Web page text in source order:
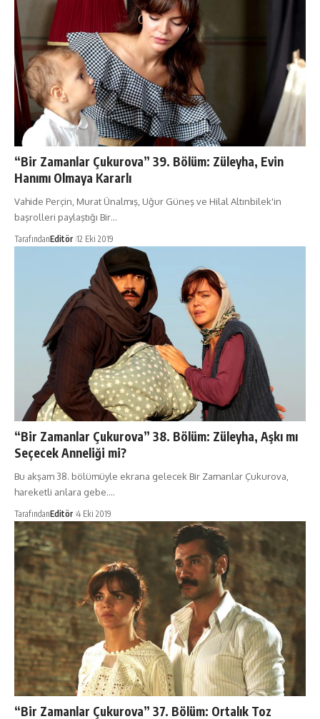
“Bir Zamanlar Çukurova” 39. Bölüm: Züleyha, Evin
Hanımı Olmaya Kararlı
Vahide Perçin, Murat Ünalmış, Uğur Güneş ve Hilal Altınbilek'in
başrolleri paylaştığı Bir…
TarafındanEditör 12 Eki 2019
“Bir Zamanlar Çukurova” 38. Bölüm: Züleyha, Aşkı mı
Seçecek Anneliği mi?
Bu akşam 38. bölümüyle ekrana gelecek Bir Zamanlar Çukurova,
hareketli anlara gebe.…
TarafındanEditör 4 Eki 2019
“Bir Zamanlar Çukurova” 37. Bölüm: Ortalık Toz